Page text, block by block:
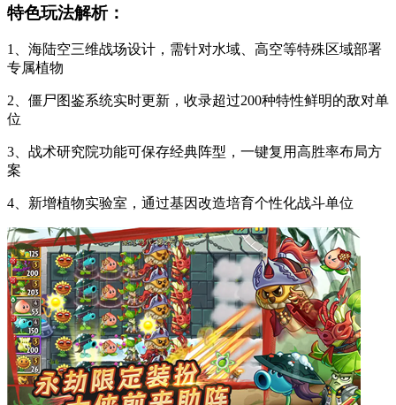
特色玩法解析：
1、海陆空三维战场设计，需针对水域、高空等特殊区域部署
专属植物
2、僵尸图鉴系统实时更新，收录超过200种特性鲜明的敌对单
位
3、战术研究院功能可保存经典阵型，一键复用高胜率布局方
案
4、新增植物实验室，通过基因改造培育个性化战斗单位